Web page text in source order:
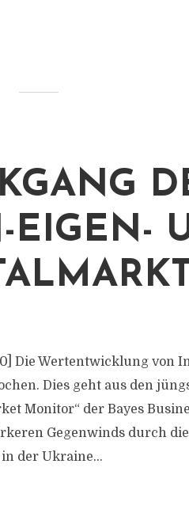
EIGEN-
Die Wertentwicklung von
Dies geht aus den
Monitor“ der Bayes
Gegenwinds durch
der Ukraine...